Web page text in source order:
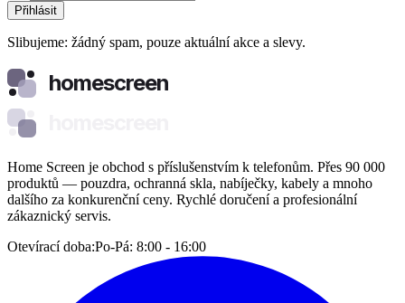
Přihlásit
Slibujeme: žádný spam, pouze aktuální akce a slevy.
homescreen
Home Screen je obchod s příslušenstvím k telefonům. Přes 90 000
produktů — pouzdra, ochranná skla, nabíječky, kabely a mnoho
dalšího za konkurenční ceny. Rychlé doručení a profesionální
zákaznický servis.
Otevírací doba:Po-Pá: 8:00 - 16:00